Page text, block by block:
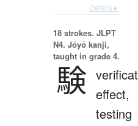
Details ▸
18 strokes. JLPT
N4. Jōyō kanji,
taught in grade 4.
験 effect,
testing